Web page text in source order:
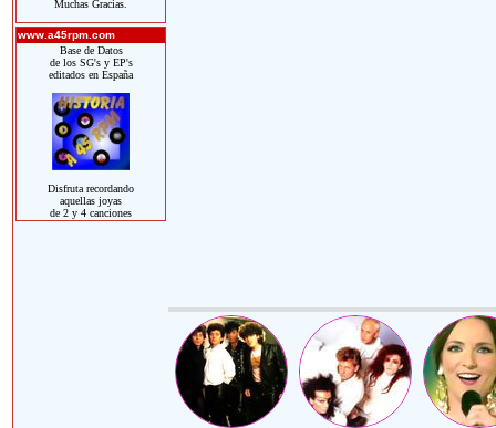
Muchas Gracias.
www.a45rpm.com
Base de Datos
de los SG's y EP's
editados en España
Disfruta recordando
aquellas joyas
de 2 y 4 canciones